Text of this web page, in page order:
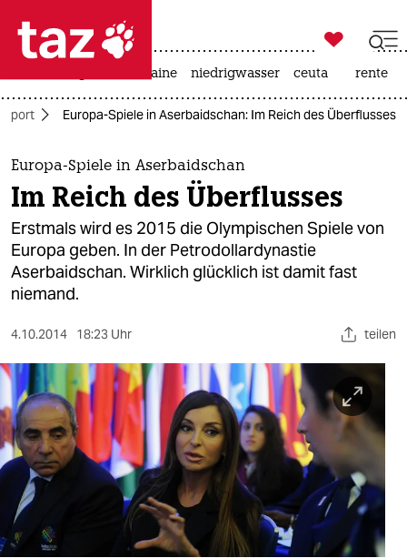
 taz zahl ich
taz zahl ich
themen
politik
öko
gesellschaft
kultur
sport
berlin
nord
wahrheit
verlag

taz zahl ich
krieg in der ukraine niedrigwasser ceuta rente
Sport Europa-Spiele in Aserbaidschan: Im Reich des Überflusses
Europa-Spiele in Aserbaidschan
Im Reich des Überflusses
Erstmals wird es 2015 die Olympischen Spiele von
Europa geben. In der Petrodollardynastie
Aserbaidschan. Wirklich glücklich ist damit fast
niemand.
4.10.2014 18:23 Uhr teilen